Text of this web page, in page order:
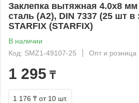
Заклепка вытяжная 4.0х8
сталь (А2), DIN 7337 (25 шт в
STARFIX (STARFIX)
В наличии
Код: SMZ1-49107-25
Опт и розница
1 295 ₸
1 176 ₸ от 10 шт.